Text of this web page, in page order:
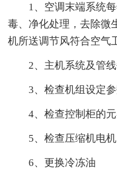
1、空调末端系统
毒、净化处理，去除微
机所送调节风符合空气
2、主机系统及管
3、检查机组设定
4、检查控制柜的
5、检查压缩机电
6、更换冷冻油